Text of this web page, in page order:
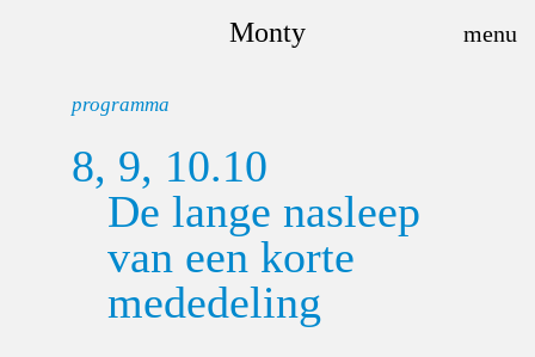
Monty
programma
8, 9, 10.10
De lange nasleep
van een korte
mededeling